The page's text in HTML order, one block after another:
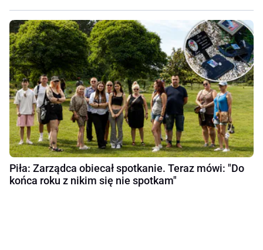
Piła: Zarządca obiecał spotkanie. Teraz mówi: "Do
końca roku z nikim się nie spotkam"